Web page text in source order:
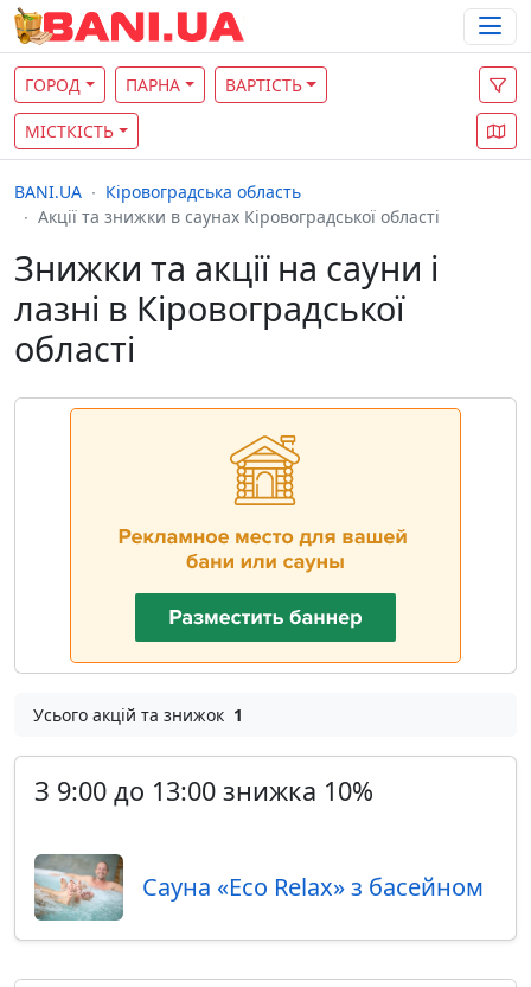
ГОРОД ПАРНА ВАРТІСТЬ
МІСТКІСТЬ
BANI.UA
Кіровоградська область
Акції та знижки в саунах Кіровоградської області
Знижки та акції на сауни і
лазні в Кіровоградської
області
Усього акцій та знижок 1
З 9:00 до 13:00 знижка 10%
Сауна «Eco Relax» з басейном